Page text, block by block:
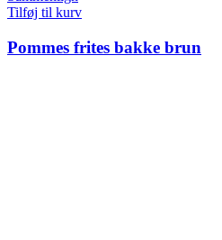
Tilføj til kurv
Pommes frites bakke brun